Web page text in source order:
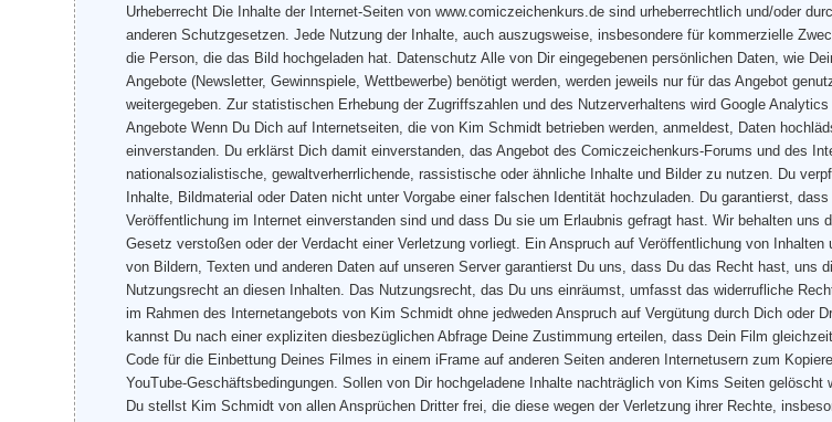
Urheberrecht Die Inhalte der Internet-Seiten von www.comiczeichenkurs.de sind urheberrechtlich und/oder
anderen Schutzgesetzen. Jede Nutzung der Inhalte, auch auszugsweise, insbesondere für kommerzielle
die Person, die das Bild hochgeladen hat. Datenschutz Alle von Dir eingegebenen persönlichen Daten, wie
Angebote (Newsletter, Gewinnspiele, Wettbewerbe) benötigt werden, werden jeweils nur für das Angebot
weitergegeben. Zur statistischen Erhebung der Zugriffszahlen und des Nutzerverhaltens wird Google
Angebote Wenn Du Dich auf Internetseiten, die von Kim Schmidt betrieben werden, anmeldest, Daten
einverstanden. Du erklärst Dich damit einverstanden, das Angebot des Comiczeichenkurs-Forums und des
nationalsozialistische, gewaltverherrlichende, rassistische oder ähnliche Inhalte und Bilder zu nutzen. Du
Inhalte, Bildmaterial oder Daten nicht unter Vorgabe einer falschen Identität hochzuladen. Du garantierst,
Veröffentlichung im Internet einverstanden sind und dass Du sie um Erlaubnis gefragt hast. Wir behalten
Gesetz verstoßen oder der Verdacht einer Verletzung vorliegt. Ein Anspruch auf Veröffentlichung von
von Bildern, Texten und anderen Daten auf unseren Server garantierst Du uns, dass Du das Recht hast,
Nutzungsrecht an diesen Inhalten. Das Nutzungsrecht, das Du uns einräumst, umfasst das widerrufliche
im Rahmen des Internetangebots von Kim Schmidt ohne jedweden Anspruch auf Vergütung durch Dich
kannst Du nach einer expliziten diesbezüglichen Abfrage Deine Zustimmung erteilen, dass Dein Film
Code für die Einbettung Deines Filmes in einem iFrame auf anderen Seiten anderen Internetusern zum
YouTube-Geschäftsbedingungen. Sollen von Dir hochgeladene Inhalte nachträglich von Kims Seiten
Du stellst Kim Schmidt von allen Ansprüchen Dritter frei, die diese wegen der Verletzung ihrer Rechte,